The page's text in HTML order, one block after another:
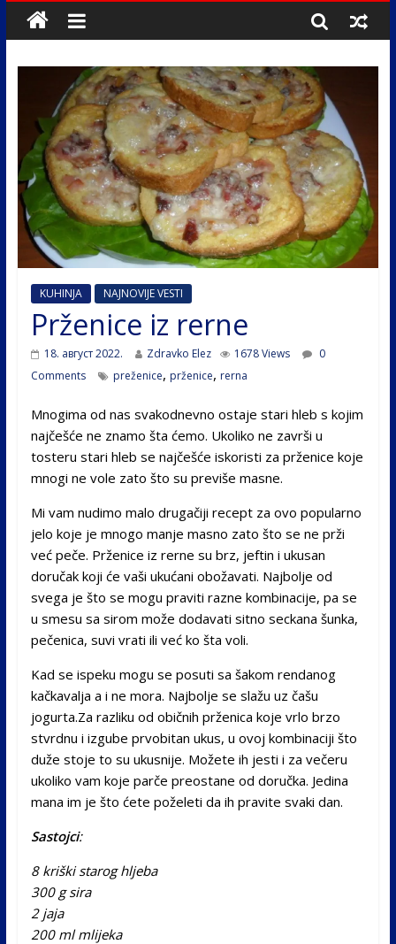
KUHINJA NAJNOVIJE VESTI
Prženice iz rerne
18. август 2022. Zdravko Elez 1678 Views
0
Comments
preženice, prženice, rerna
Mnogima od nas svakodnevno ostaje stari hleb s kojim
najčešće ne znamo šta ćemo. Ukoliko ne završi u
tosteru stari hleb se najčešće iskoristi za prženice koje
mnogi ne vole zato što su previše masne.
Mi vam nudimo malo drugačiji recept za ovo popularno
jelo koje je mnogo manje masno zato što se ne prži
već peče. Prženice iz rerne su brz, jeftin i ukusan
doručak koji će vaši ukućani obožavati. Najbolje od
svega je što se mogu praviti razne kombinacije, pa se
u smesu sa sirom može dodavati sitno seckana šunka,
pečenica, suvi vrati ili već ko šta voli.
Kad se ispeku mogu se posuti sa šakom rendanog
kačkavalja a i ne mora. Najbolje se slažu uz čašu
jogurta.Za razliku od običnih prženica koje vrlo brzo
stvrdnu i izgube prvobitan ukus, u ovoj kombinaciji što
duže stoje to su ukusnije. Možete ih jesti i za večeru
ukoliko vam koje parče preostane od doručka. Jedina
mana im je što ćete poželeti da ih pravite svaki dan.
Sastojci:
8 kriški starog hljeba
300 g sira
2 jaja
200 ml mlijeka